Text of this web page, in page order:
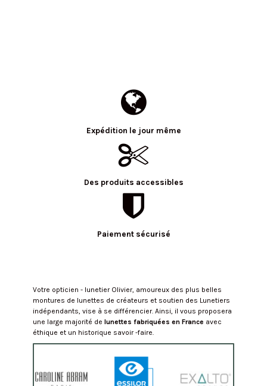
Expédition le jour même
Des produits accessibles
Paiement sécurisé
Votre opticien - lunetier Olivier, amoureux des plus belles
montures de lunettes de créateurs et soutien des Lunetiers
indépendants, vise à se différencier. Ainsi, il vous proposera
une large majorité de lunettes fabriquées en France avec
éthique et un historique savoir -faire.